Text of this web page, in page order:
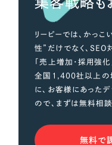
リーピーでは、かっ
性”だけでなく、
「売上増加・採用強化
全国1,400社以上の
に、お客様にあった
ので、まずは無料相
無料で